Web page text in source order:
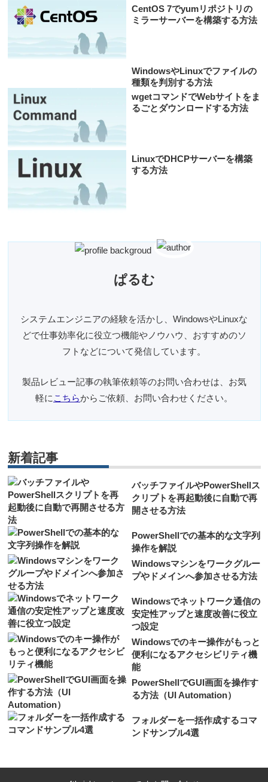
CentOS 7でyumリポジトリの
ミラーサーバーを構築する方法
WindowsやLinuxでファイルの
種類を判別する方法
wgetコマンドでWebサイトをま
るごとダウンロードする方法
LinuxでDHCPサーバーを構築
する方法
ぱるむ
システムエンジニアの経験を活かし、WindowsやLinuxな
どで仕事効率化に役立つ機能やノウハウ、おすすめのソ
フトなどについて発信しています。
製品レビュー記事の執筆依頼等のお問い合わせは、お気
軽に こちらからご依頼、お問い合わせください。
新着記事
バッチファイルやPowerShellス
クリプトを再起動後に自動で再
開させる方法
PowerShellでの基本的な文字列
操作を解説
Windowsマシンをワークグルー
プやドメインへ参加させる方法
Windowsでネットワーク通信の
安定性アップと速度改善に役立
つ設定
Windowsでのキー操作がもっと
便利になるアクセシビリティ機
能
PowerShellでGUI画面を操作す
る方法（UI Automation）
フォルダーを一括作成するコマ
ンドサンプル4選